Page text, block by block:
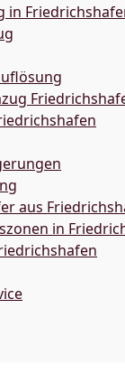
in
aus
in